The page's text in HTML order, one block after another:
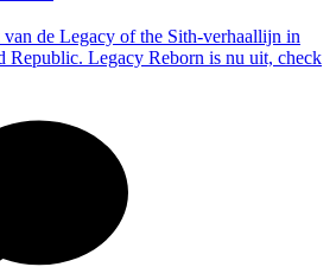
van de Legacy of the Sith-verhaallijn in
Republic. Legacy Reborn is nu uit, check